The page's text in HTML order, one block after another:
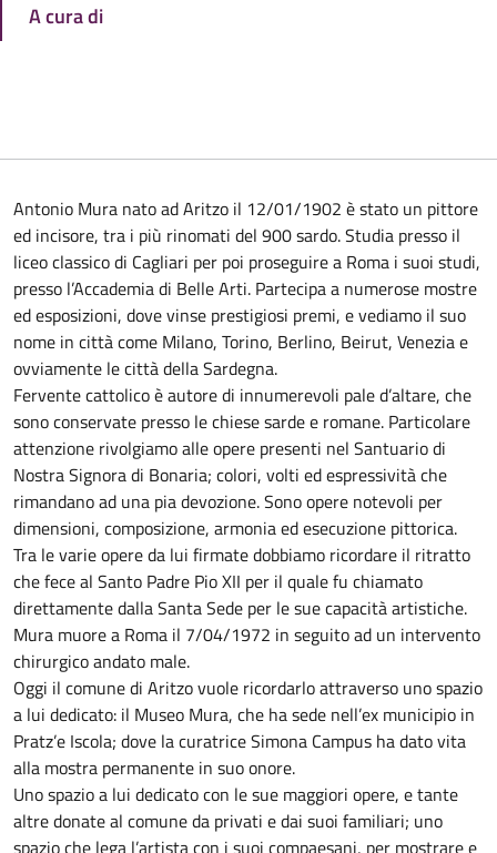
A cura di
Antonio Mura nato ad Aritzo il 12/01/1902 è stato un pittore
ed incisore, tra i più rinomati del 900 sardo. Studia presso il
liceo classico di Cagliari per poi proseguire a Roma i suoi studi,
presso l’Accademia di Belle Arti. Partecipa a numerose mostre
ed esposizioni, dove vinse prestigiosi premi, e vediamo il suo
nome in città come Milano, Torino, Berlino, Beirut, Venezia e
ovviamente le città della Sardegna.
Fervente cattolico è autore di innumerevoli pale d’altare, che
sono conservate presso le chiese sarde e romane. Particolare
attenzione rivolgiamo alle opere presenti nel Santuario di
Nostra Signora di Bonaria; colori, volti ed espressività che
rimandano ad una pia devozione. Sono opere notevoli per
dimensioni, composizione, armonia ed esecuzione pittorica.
Tra le varie opere da lui firmate dobbiamo ricordare il ritratto
che fece al Santo Padre Pio XII per il quale fu chiamato
direttamente dalla Santa Sede per le sue capacità artistiche.
Mura muore a Roma il 7/04/1972 in seguito ad un intervento
chirurgico andato male.
Oggi il comune di Aritzo vuole ricordarlo attraverso uno spazio
a lui dedicato: il Museo Mura, che ha sede nell’ex municipio in
Pratz’e Iscola; dove la curatrice Simona Campus ha dato vita
alla mostra permanente in suo onore.
Uno spazio a lui dedicato con le sue maggiori opere, e tante
altre donate al comune da privati e dai suoi familiari; uno
spazio che lega l’artista con i suoi compaesani, per mostrare e